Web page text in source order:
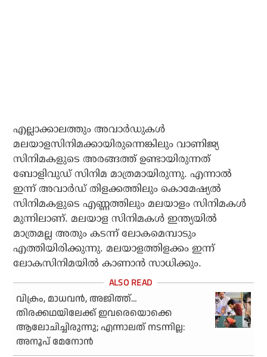
എല്ലാക്കാലത്തും അവാര്‍ഡുകള്‍
മലയാളസിനിമക്കായിരുന്നെങ്കിലും വാണിജ്യ
സിനിമകളുടെ അരങ്ങത്ത് ഉണ്ടായിരുന്നത്
ബോളിവുഡ് സിനിമ മാത്രമായിരുന്നു. എന്നാല്‍
ഇന്ന് അവാര്‍ഡ് തിളക്കത്തിലും കൊമേഷ്യൽ
സിനിമകളുടെ എണ്ണത്തിലും മലയാളം സിനിമകള്‍
മുന്നിലാണ്. മലയാള സിനിമകള്‍ ഇന്ത്യയില്‍
മാത്രമല്ല അതും കടന്ന് ലോകമെമ്പാടും
എത്തിയിരിക്കുന്നു. മലയാളത്തിളക്കം ഇന്ന്
ലോകസിനിമയില്‍ കാണാന്‍ സാധിക്കും.
വിക്രം, മാധവന്‍, അജിത്ത്…
തിരക്കഥയിലേക്ക് ഇവരെയൊക്കെ
ആലോചിച്ചിരുന്നു; എന്നാലത് നടന്നില്ല:
അനൂപ് മേനോന്‍